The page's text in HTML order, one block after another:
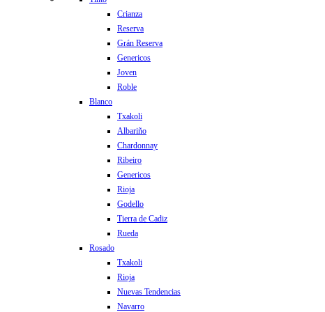
Crianza
Reserva
Grán Reserva
Genericos
Joven
Roble
Blanco
Txakoli
Albariño
Chardonnay
Ribeiro
Genericos
Rioja
Godello
Tierra de Cadiz
Rueda
Rosado
Txakoli
Rioja
Nuevas Tendencias
Navarro